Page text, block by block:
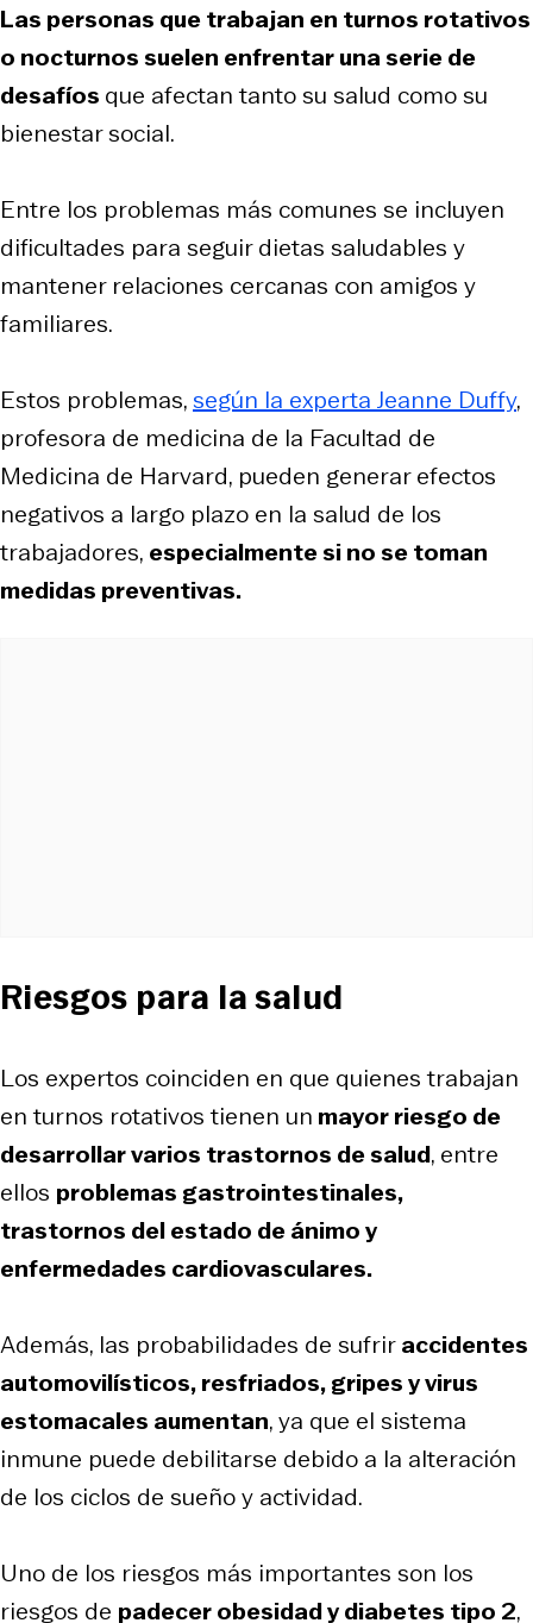
Las personas que trabajan en turnos rotativos
o nocturnos suelen enfrentar una serie de
desafíos que afectan tanto su salud como su
bienestar social.
Entre los problemas más comunes se incluyen
dificultades para seguir dietas saludables y
mantener relaciones cercanas con amigos y
familiares.
Estos problemas,según la experta Jeanne Duffy,
profesora de medicina de la Facultad de
Medicina de Harvard, pueden generar efectos
negativos a largo plazo en la salud de los
trabajadores, especialmente si no se toman
medidas preventivas.
Riesgos para la salud
Los expertos coinciden en que quienes trabajan
en turnos rotativos tienen un mayor riesgo de
desarrollar varios trastornos de salud, entre
ellos problemas gastrointestinales,
trastornos del estado de ánimo y
enfermedades cardiovasculares.
Además, las probabilidades de sufriraccidentes
automovilísticos, resfriados, gripes y virus
estomacales aumentan, ya que el sistema
inmune puede debilitarse debido a la alteración
de los ciclos de sueño y actividad.
Uno de los riesgos más importantes son los
riesgos de padecer obesidad y diabetes tipo 2,